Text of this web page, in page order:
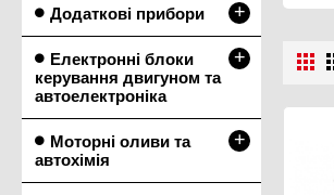
Додаткові прибори +
Електронні блоки
керування двигуном та
автоелектроніка
+
Моторні оливи та
автохімія
+